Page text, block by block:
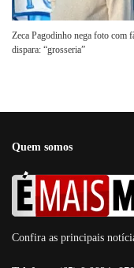
Zeca Pagodinho nega foto com
dispara: “grosseria”
Quem somos
Confira as principais